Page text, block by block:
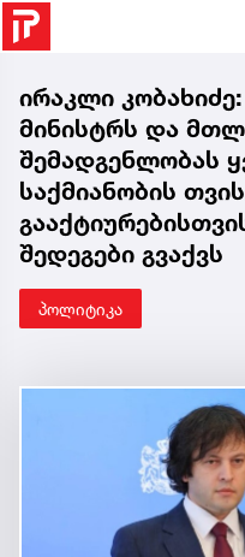
ირაკლი
მინისტრს და
შემადგენლობას
საქმიანობის
შედეგები გვაქვს
პოლიტიკა